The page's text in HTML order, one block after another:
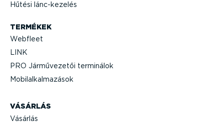
Hűtési lánc-­ke­zelés
TERMÉKEK
Webfleet
LINK
PRO Jármű­ve­zetői terminálok
Mobil­al­kal­ma­zások
VÁSÁRLÁS
Vásárlás